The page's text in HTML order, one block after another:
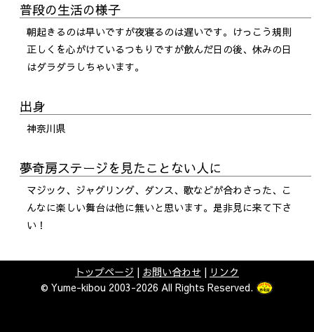
普段の生活の様子
朝起きるのは早いですが夜寝るのは遅いです。けっこう規則
正しくを心がけているつもりですが飲んだ日の後、休みの日
はダラダラしちゃいます。
出身
神奈川県
夢奇房ステージを見たことない人に
マジック、ジャグリング、ダンス、歌などが合わさった、こ
んなに楽しい舞台は他に無いと思います。是非見に来て下さ
い！
トップページ | お問い合わせ | リンク
© Yume-kibou 2003-2026 All Rights Reserved.